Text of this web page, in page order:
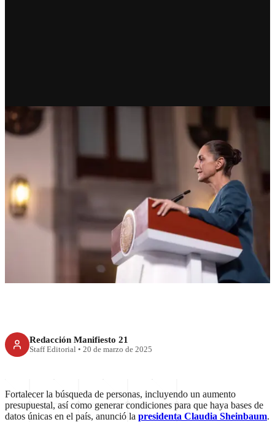
RECIENTE
Presidenta anuncia más
presupuesto a búsqueda de
personas desaparecidas
Redacción Manifiesto 21
Staff Editorial • 20 de marzo de 2025
Fortalecer la búsqueda de personas, incluyendo un aumento
presupuestal, así como generar condiciones para que haya bases de
datos únicas en el país, anunció la presidenta Claudia Sheinbaum.